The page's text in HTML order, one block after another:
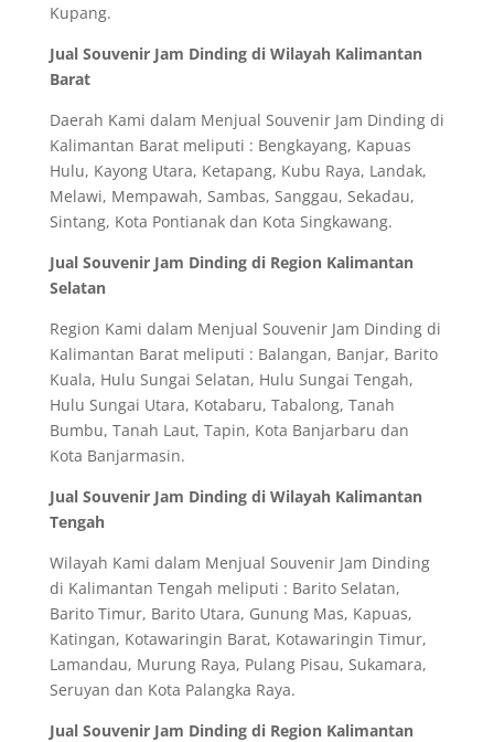
Kupang.
Jual Souvenir Jam Dinding di Wilayah Kalimantan
Barat
Daerah Kami dalam Menjual Souvenir Jam Dinding di
Kalimantan Barat meliputi : Bengkayang, Kapuas
Hulu, Kayong Utara, Ketapang, Kubu Raya, Landak,
Melawi, Mempawah, Sambas, Sanggau, Sekadau,
Sintang, Kota Pontianak dan Kota Singkawang.
Jual Souvenir Jam Dinding di Region Kalimantan
Selatan
Region Kami dalam Menjual Souvenir Jam Dinding di
Kalimantan Barat meliputi : Balangan, Banjar, Barito
Kuala, Hulu Sungai Selatan, Hulu Sungai Tengah,
Hulu Sungai Utara, Kotabaru, Tabalong, Tanah
Bumbu, Tanah Laut, Tapin, Kota Banjarbaru dan
Kota Banjarmasin.
Jual Souvenir Jam Dinding di Wilayah Kalimantan
Tengah
Wilayah Kami dalam Menjual Souvenir Jam Dinding
di Kalimantan Tengah meliputi : Barito Selatan,
Barito Timur, Barito Utara, Gunung Mas, Kapuas,
Katingan, Kotawaringin Barat, Kotawaringin Timur,
Lamandau, Murung Raya, Pulang Pisau, Sukamara,
Seruyan dan Kota Palangka Raya.
Jual Souvenir Jam Dinding di Region Kalimantan